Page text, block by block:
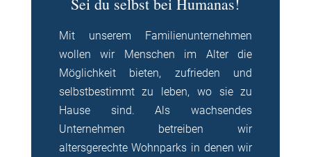
Mit unserem Familienunternehmen
wollen wir Menschen im Alter die
Möglichkeit bieten, zufrieden und
selbstbestimmt zu leben, wo sie zu
Hause sind. Als wachsendes
Unternehmen betreiben wir
altersgerechte Wohnparks in denen wir